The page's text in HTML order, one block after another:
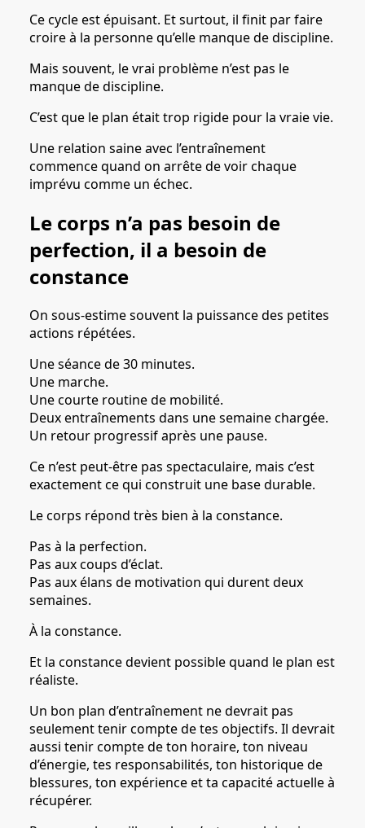
Ce cycle est épuisant. Et surtout, il finit par faire
croire à la personne qu’elle manque de discipline.
Mais souvent, le vrai problème n’est pas le
manque de discipline.
C’est que le plan était trop rigide pour la vraie vie.
Une relation saine avec l’entraînement
commence quand on arrête de voir chaque
imprévu comme un échec.
Le corps n’a pas besoin de
perfection, il a besoin de
constance
On sous-estime souvent la puissance des petites
actions répétées.
Une séance de 30 minutes.
Une marche.
Une courte routine de mobilité.
Deux entraînements dans une semaine chargée.
Un retour progressif après une pause.
Ce n’est peut-être pas spectaculaire, mais c’est
exactement ce qui construit une base durable.
Le corps répond très bien à la constance.
Pas à la perfection.
Pas aux coups d’éclat.
Pas aux élans de motivation qui durent deux
semaines.
À la constance.
Et la constance devient possible quand le plan est
réaliste.
Un bon plan d’entraînement ne devrait pas
seulement tenir compte de tes objectifs. Il devrait
aussi tenir compte de ton horaire, ton niveau
d’énergie, tes responsabilités, ton historique de
blessures, ton expérience et ta capacité actuelle à
récupérer.